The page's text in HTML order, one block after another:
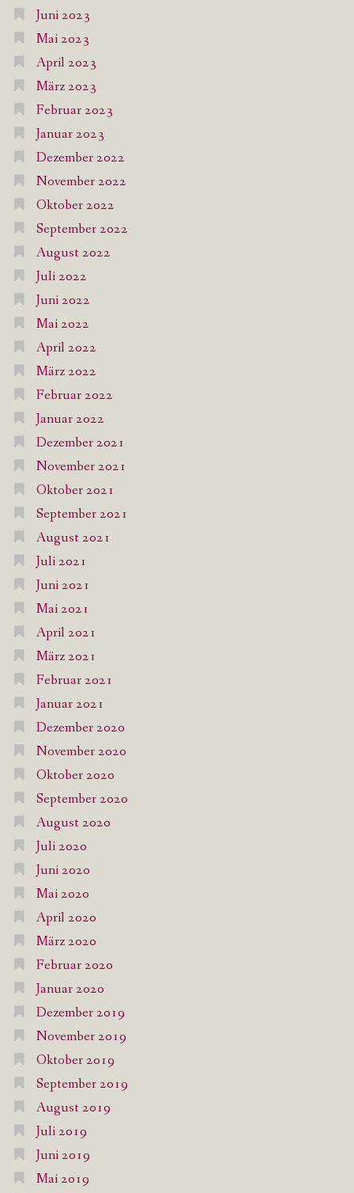
Juni 2023
Mai 2023
April 2023
März 2023
Februar 2023
Januar 2023
Dezember 2022
November 2022
Oktober 2022
September 2022
August 2022
Juli 2022
Juni 2022
Mai 2022
April 2022
März 2022
Februar 2022
Januar 2022
Dezember 2021
November 2021
Oktober 2021
September 2021
August 2021
Juli 2021
Juni 2021
Mai 2021
April 2021
März 2021
Februar 2021
Januar 2021
Dezember 2020
November 2020
Oktober 2020
September 2020
August 2020
Juli 2020
Juni 2020
Mai 2020
April 2020
März 2020
Februar 2020
Januar 2020
Dezember 2019
November 2019
Oktober 2019
September 2019
August 2019
Juli 2019
Juni 2019
Mai 2019